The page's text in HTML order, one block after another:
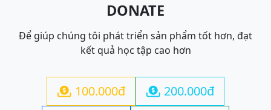
DONATE
Để giúp chúng tôi phát triển sản phẩm tốt hơn, đạt
kết quả học tập cao hơn
 100.000đ  200.000đ